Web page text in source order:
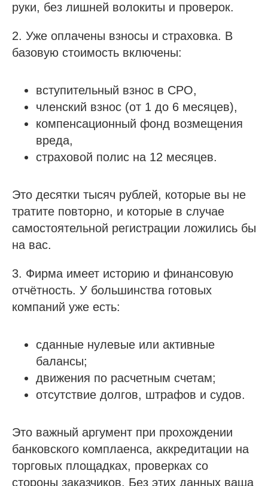
руки, без лишней волокиты и проверок.
2. Уже оплачены взносы и страховка. В
базовую стоимость включены:
вступительный взнос в СРО,
членский взнос (от 1 до 6 месяцев),
компенсационный фонд возмещения
вреда,
страховой полис на 12 месяцев.
Это десятки тысяч рублей, которые вы не
тратите повторно, и которые в случае
самостоятельной регистрации ложились бы
на вас.
3. Фирма имеет историю и финансовую
отчётность. У большинства готовых
компаний уже есть:
сданные нулевые или активные
балансы;
движения по расчетным счетам;
отсутствие долгов, штрафов и судов.
Это важный аргумент при прохождении
банковского комплаенса, аккредитации на
торговых площадках, проверках со
стороны заказчиков. Без этих данных ваша